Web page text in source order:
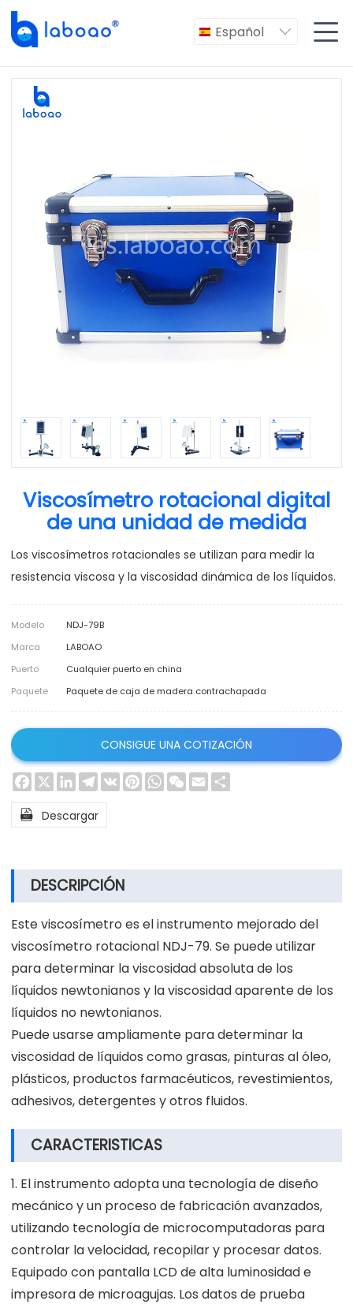
Español  
Viscosímetro rotacional digital
de una unidad de medida
Los viscosímetros rotacionales se utilizan para medir la
resistencia viscosa y la viscosidad dinámica de los líquidos.
Modelo
NDJ-79B
Marca
LABOAO
Puerto
Cualquier puerto en china
Paquete
Paquete de caja de madera contrachapada
CONSIGUE UNA COTIZACIÓN
Facebook
X LinkedInTelegram
VK PinterestWhatsApp
WeChat
Email
 Descargar
DESCRIPCIÓN
Este viscosímetro es el instrumento mejorado del
viscosímetro rotacional NDJ-79. Se puede utilizar
para determinar la viscosidad absoluta de los
líquidos newtonianos y la viscosidad aparente de los
líquidos no newtonianos.
Puede usarse ampliamente para determinar la
viscosidad de líquidos como grasas, pinturas al óleo,
plásticos, productos farmacéuticos, revestimientos,
adhesivos, detergentes y otros fluidos.
CARACTERISTICAS
1. El instrumento adopta una tecnología de diseño
mecánico y un proceso de fabricación avanzados,
utilizando tecnología de microcomputadoras para
controlar la velocidad, recopilar y procesar datos.
Equipado con pantalla LCD de alta luminosidad e
impresora de microagujas. Los datos de prueba